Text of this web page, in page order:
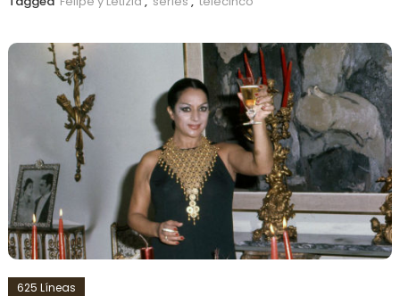
625 Líneas